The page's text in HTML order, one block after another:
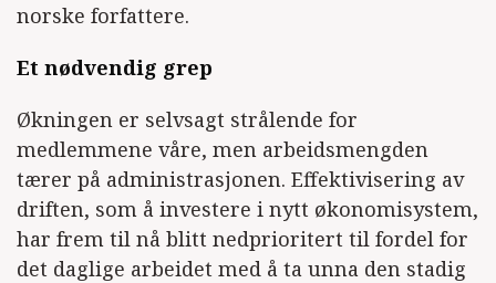
norske forfattere.
Et nødvendig grep
Økningen er selvsagt strålende for
medlemmene våre, men arbeidsmengden
tærer på administrasjonen. Effektivisering av
driften, som å investere i nytt økonomisystem,
har frem til nå blitt nedprioritert til fordel for
det daglige arbeidet med å ta unna den stadig